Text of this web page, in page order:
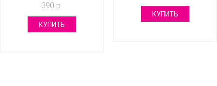
390 р.
КУПИТЬ
КУПИТЬ